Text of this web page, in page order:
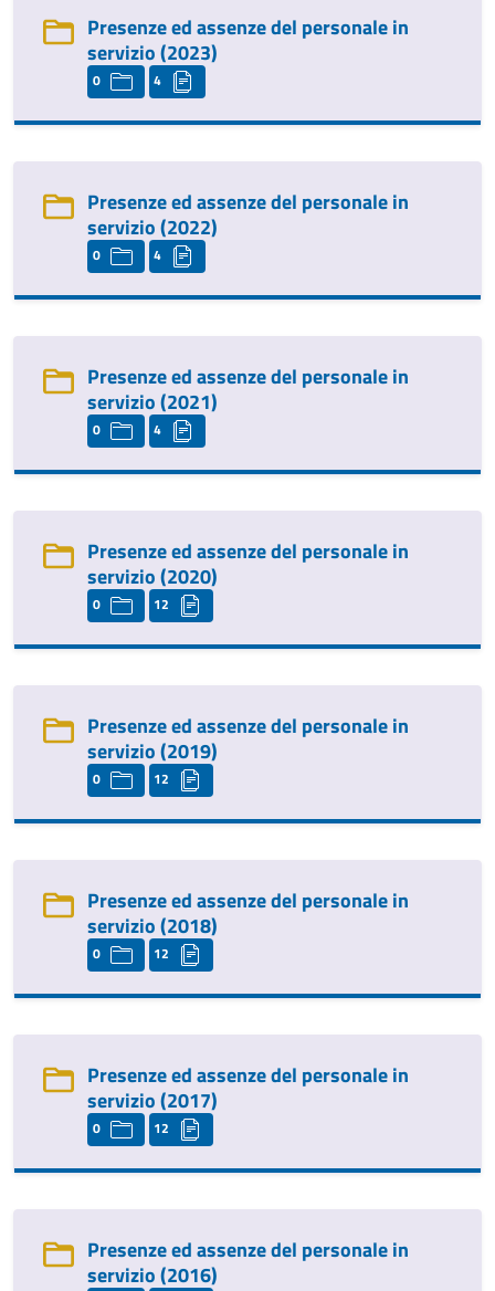
Presenze ed assenze del personale in
servizio (2023)
0 4
Presenze ed assenze del personale in
servizio (2022)
0 4
Presenze ed assenze del personale in
servizio (2021)
0 4
Presenze ed assenze del personale in
servizio (2020)
0 12
Presenze ed assenze del personale in
servizio (2019)
0 12
Presenze ed assenze del personale in
servizio (2018)
0 12
Presenze ed assenze del personale in
servizio (2017)
0 12
Presenze ed assenze del personale in
servizio (2016)